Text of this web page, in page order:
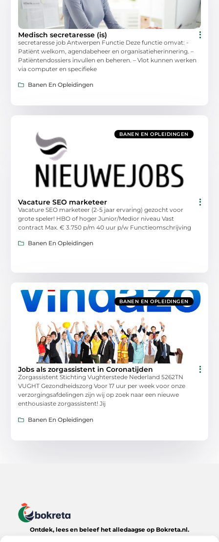
Medisch secretaresse (is)
secretaresse job Antwerpen Functie Deze functie omvat: -
Patiënt welkom, agendabeheer en organisatieherinnering. –
Patiëntendossiers invullen en beheren. – Vlot kunnen werken
via computer en specifieke
Banen En Opleidingen
BANEN EN OPLEIDINGEN
Vacature SEO marketeer
Vacature SEO marketeer (2-5 jaar ervaring) gezocht voor
grote speler! HBO of hoger Junior/Medior niveau Vast
contract Max. € 3.750 p/m 40 uur p/w Functieomschrijving
Banen En Opleidingen
BANEN EN OPLEIDINGEN
Jobs als zorgassistent in Coronatijden
Zorgassistent Stichting Vughterstede Nederland 5262TN
VUGHT Gezondheidszorg Voor 17 uur per week voor onze
verzorgingsafdelingen zijn wij op zoek naar een nieuwe
enthousiaste zorgassistent! Jij
Banen En Opleidingen
Ontdek, lees en beleef het alledaagse op Bokreta.nl.